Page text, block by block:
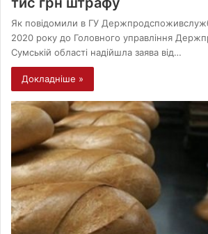
Як повідомили в ГУ
2020 року до Головного управління
Сумській області надійшла заява від…
Докладніше »